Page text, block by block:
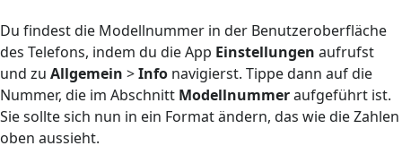
Du findest die Modellnummer in der Benutzeroberfläche
des Telefons, indem du die App Einstellungen aufrufst
und zu Allgemein >Info navigierst. Tippe dann auf die
Nummer, die im Abschnitt Modellnummeraufgeführt ist.
Sie sollte sich nun in ein Format ändern, das wie die Zahlen
oben aussieht.